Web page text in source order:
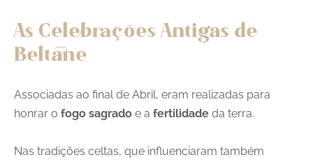
As Celebrações Antigas de
Beltane
Associadas ao final de Abril, eram realizadas para
honrar o fogo sagrado e a fertilidade da terra.
Nas tradições celtas, que influenciaram também